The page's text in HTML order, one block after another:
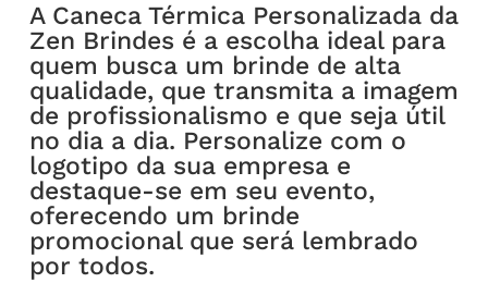
A Caneca Térmica Personalizada da
Zen Brindes é a escolha ideal para
quem busca um brinde de alta
qualidade, que transmita a imagem
de profissionalismo e que seja útil
no dia a dia. Personalize com o
logotipo da sua empresa e
destaque-se em seu evento,
oferecendo um brinde
promocional que será lembrado
por todos.